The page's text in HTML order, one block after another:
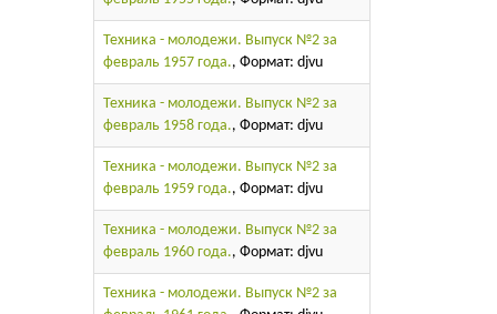
Техника - молодежи. Выпуск №2 за
февраль 1957 года., Формат: djvu
Техника - молодежи. Выпуск №2 за
февраль 1958 года., Формат: djvu
Техника - молодежи. Выпуск №2 за
февраль 1959 года., Формат: djvu
Техника - молодежи. Выпуск №2 за
февраль 1960 года., Формат: djvu
Техника - молодежи. Выпуск №2 за